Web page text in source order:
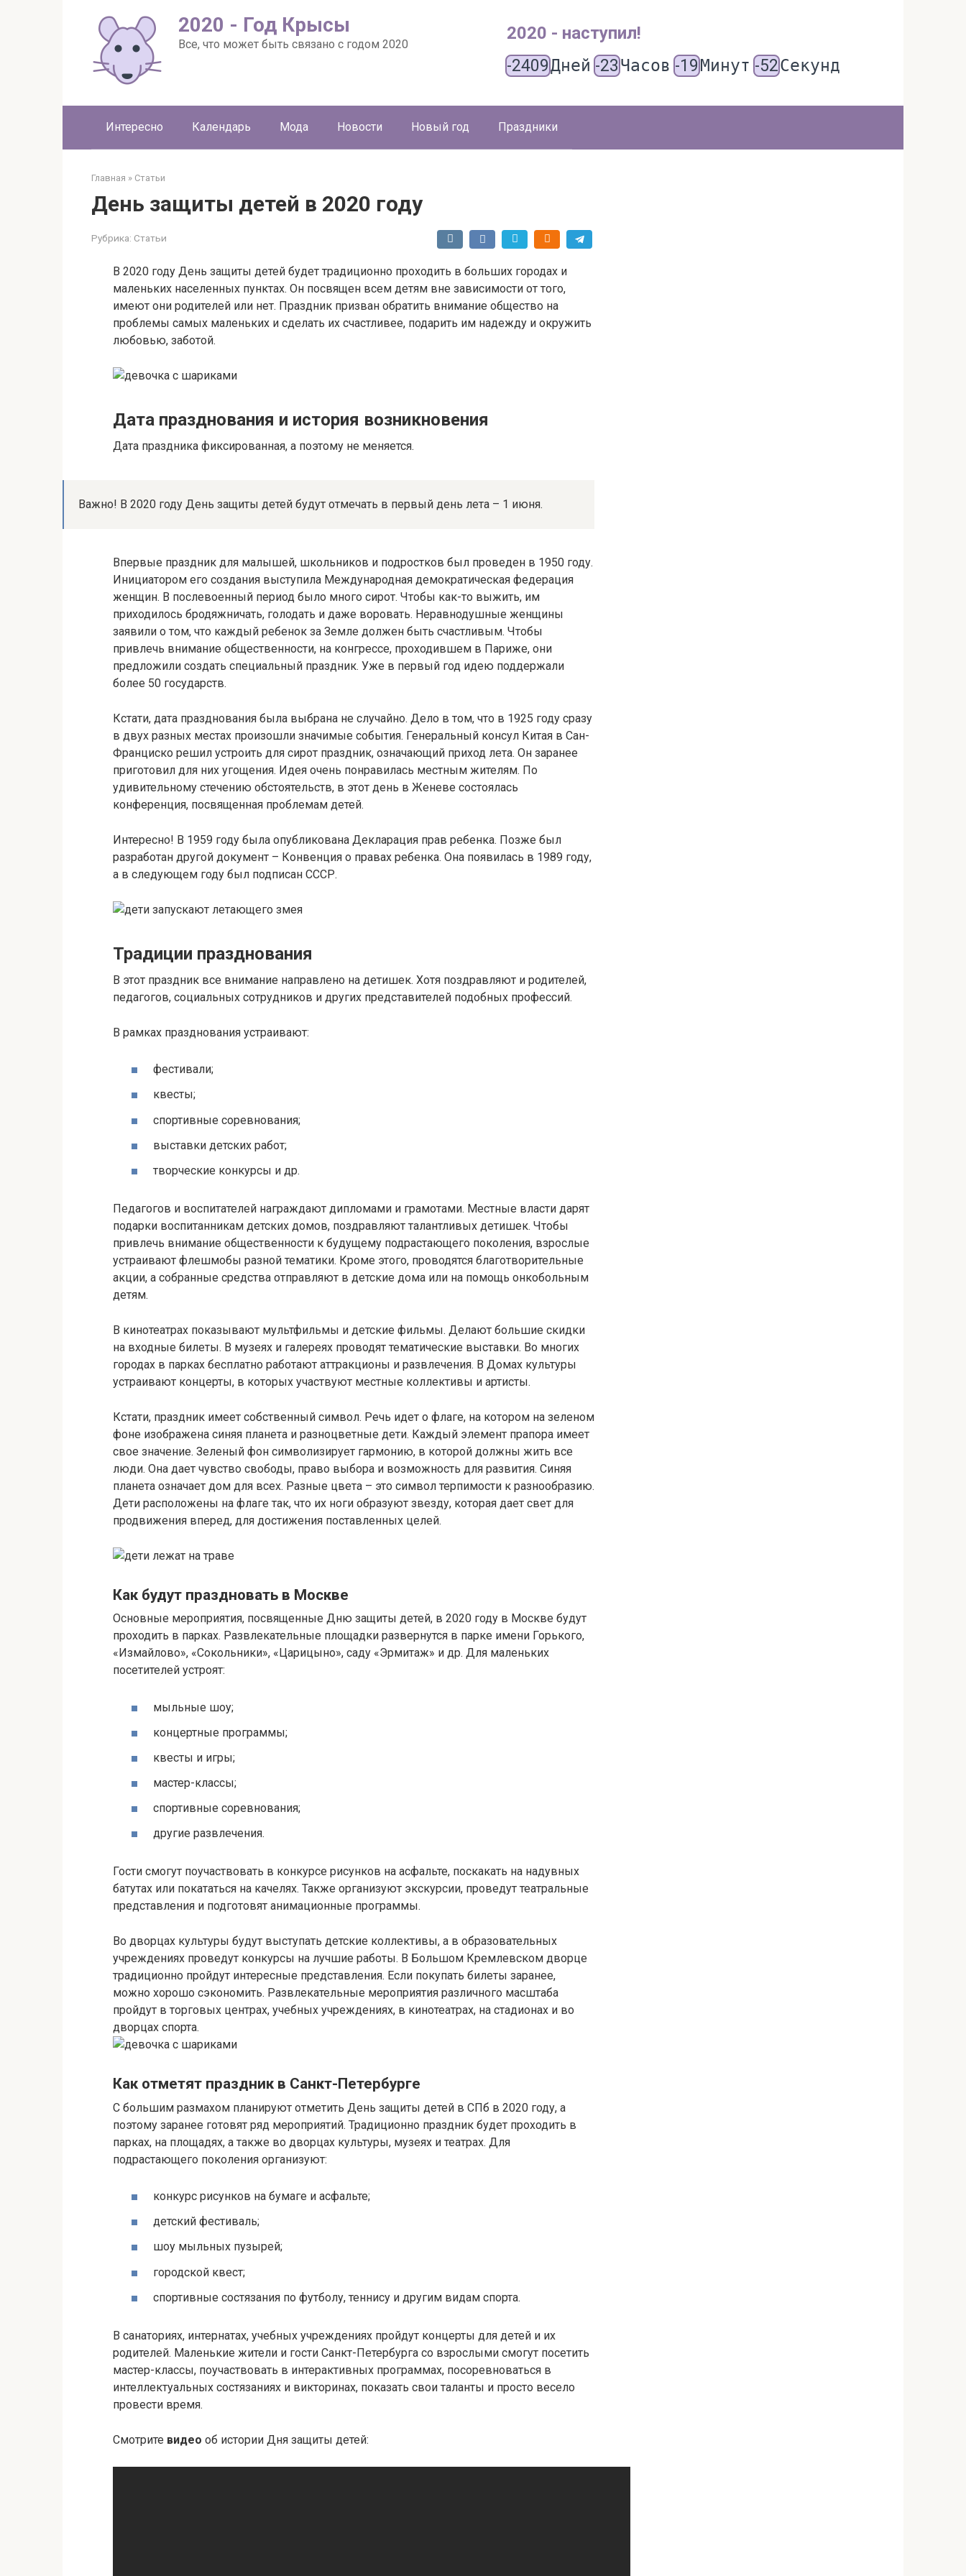
2020 - Год Крысы
Все, что может быть связано с годом 2020
2020 - наступил!
-2409Дней -23Часов -19Минут -52Секунд
Интересно Календарь Мода Новости Новый год Праздники
Главная » Статьи
День защиты детей в 2020 году
Рубрика: Статьи
В 2020 году День защиты детей будет традиционно проходить в больших городах и
маленьких населенных пунктах. Он посвящен всем детям вне зависимости от того,
имеют они родителей или нет. Праздник призван обратить внимание общество на
проблемы самых маленьких и сделать их счастливее, подарить им надежду и окружить
любовью, заботой.
Дата празднования и история возникновения
Дата праздника фиксированная, а поэтому не меняется.
Важно! В 2020 году День защиты детей будут отмечать в первый день лета – 1 июня.
Впервые праздник для малышей, школьников и подростков был проведен в 1950 году.
Инициатором его создания выступила Международная демократическая федерация
женщин. В послевоенный период было много сирот. Чтобы как-то выжить, им
приходилось бродяжничать, голодать и даже воровать. Неравнодушные женщины
заявили о том, что каждый ребенок за Земле должен быть счастливым. Чтобы
привлечь внимание общественности, на конгрессе, проходившем в Париже, они
предложили создать специальный праздник. Уже в первый год идею поддержали
более 50 государств.
Кстати, дата празднования была выбрана не случайно. Дело в том, что в 1925 году сразу
в двух разных местах произошли значимые события. Генеральный консул Китая в Сан-
Франциско решил устроить для сирот праздник, означающий приход лета. Он заранее
приготовил для них угощения. Идея очень понравилась местным жителям. По
удивительному стечению обстоятельств, в этот день в Женеве состоялась
конференция, посвященная проблемам детей.
Интересно! В 1959 году была опубликована Декларация прав ребенка. Позже был
разработан другой документ – Конвенция о правах ребенка. Она появилась в 1989 году,
а в следующем году был подписан СССР.
Традиции празднования
В этот праздник все внимание направлено на детишек. Хотя поздравляют и родителей,
педагогов, социальных сотрудников и других представителей подобных профессий.
В рамках празднования устраивают:
фестивали;
квесты;
спортивные соревнования;
выставки детских работ;
творческие конкурсы и др.
Педагогов и воспитателей награждают дипломами и грамотами. Местные власти дарят
подарки воспитанникам детских домов, поздравляют талантливых детишек. Чтобы
привлечь внимание общественности к будущему подрастающего поколения, взрослые
устраивают флешмобы разной тематики. Кроме этого, проводятся благотворительные
акции, а собранные средства отправляют в детские дома или на помощь онкобольным
детям.
В кинотеатрах показывают мультфильмы и детские фильмы. Делают большие скидки
на входные билеты. В музеях и галереях проводят тематические выставки. Во многих
городах в парках бесплатно работают аттракционы и развлечения. В Домах культуры
устраивают концерты, в которых участвуют местные коллективы и артисты.
Кстати, праздник имеет собственный символ. Речь идет о флаге, на котором на зеленом
фоне изображена синяя планета и разноцветные дети. Каждый элемент прапора имеет
свое значение. Зеленый фон символизирует гармонию, в которой должны жить все
люди. Она дает чувство свободы, право выбора и возможность для развития. Синяя
планета означает дом для всех. Разные цвета – это символ терпимости к разнообразию.
Дети расположены на флаге так, что их ноги образуют звезду, которая дает свет для
продвижения вперед, для достижения поставленных целей.
Как будут праздновать в Москве
Основные мероприятия, посвященные Дню защиты детей, в 2020 году в Москве будут
проходить в парках. Развлекательные площадки развернутся в парке имени Горького,
«Измайлово», «Сокольники», «Царицыно», саду «Эрмитаж» и др. Для маленьких
посетителей устроят:
мыльные шоу;
концертные программы;
квесты и игры;
мастер-классы;
спортивные соревнования;
другие развлечения.
Гости смогут поучаствовать в конкурсе рисунков на асфальте, поскакать на надувных
батутах или покататься на качелях. Также организуют экскурсии, проведут театральные
представления и подготовят анимационные программы.
Во дворцах культуры будут выступать детские коллективы, а в образовательных
учреждениях проведут конкурсы на лучшие работы. В Большом Кремлевском дворце
традиционно пройдут интересные представления. Если покупать билеты заранее,
можно хорошо сэкономить. Развлекательные мероприятия различного масштаба
пройдут в торговых центрах, учебных учреждениях, в кинотеатрах, на стадионах и во
дворцах спорта.
Как отметят праздник в Санкт-Петербурге
С большим размахом планируют отметить День защиты детей в СПб в 2020 году, а
поэтому заранее готовят ряд мероприятий. Традиционно праздник будет проходить в
парках, на площадях, а также во дворцах культуры, музеях и театрах. Для
подрастающего поколения организуют:
конкурс рисунков на бумаге и асфальте;
детский фестиваль;
шоу мыльных пузырей;
городской квест;
спортивные состязания по футболу, теннису и другим видам спорта.
В санаториях, интернатах, учебных учреждениях пройдут концерты для детей и их
родителей. Маленькие жители и гости Санкт-Петербурга со взрослыми смогут посетить
мастер-классы, поучаствовать в интерактивных программах, посоревноваться в
интеллектуальных состязаниях и викторинах, показать свои таланты и просто весело
провести время.
Смотрите видео об истории Дня защиты детей: